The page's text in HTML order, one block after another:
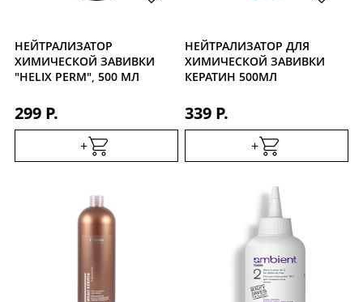
НЕЙТРАЛИЗАТОР
ХИМИЧЕСКОЙ ЗАВИВКИ
"HELIX PERM", 500 МЛ
299 Р.
+
НЕЙТРАЛИЗАТОР ДЛЯ
ХИМИЧЕСКОЙ ЗАВИВКИ
КЕРАТИН 500МЛ
339 Р.
+